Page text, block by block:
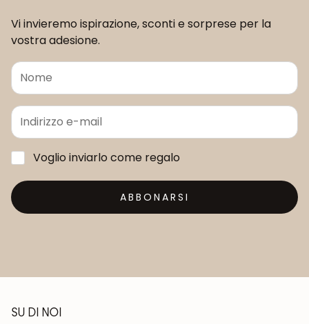
Vi invieremo ispirazione, sconti e sorprese per la
vostra adesione.
Voglio inviarlo come regalo
ABBONARSI
SU DI NOI